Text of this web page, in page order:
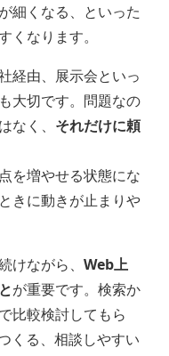
細くなる、といった
くなります。
経由、展示会といっ
大切です。問題なの
なく、 それだけに頼
を増やせる状態にな
きに動きが止まりや
けながら、 Web上
が重要です。検索か
比較検討してもら
くる、相談しやすい